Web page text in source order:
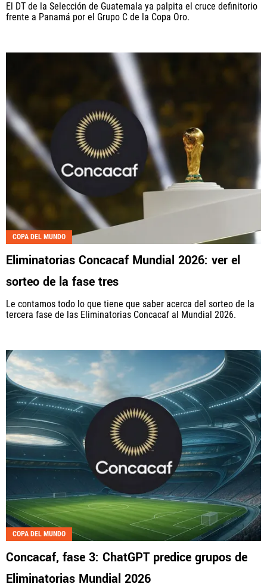
El DT de la Selección de Guatemala ya palpita el cruce definitorio
frente a Panamá por el Grupo C de la Copa Oro.
COPA DEL MUNDO
Eliminatorias Concacaf Mundial 2026: ver el
sorteo de la fase tres
Le contamos todo lo que tiene que saber acerca del sorteo de la
tercera fase de las Eliminatorias Concacaf al Mundial 2026.
COPA DEL MUNDO
Concacaf, fase 3: ChatGPT predice grupos de
Eliminatorias Mundial 2026